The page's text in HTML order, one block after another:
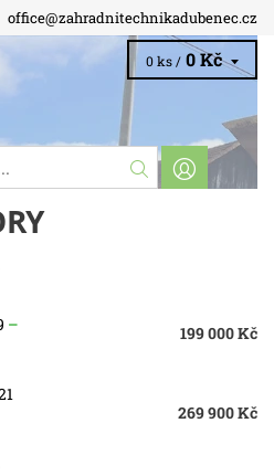
office@zahradnitechnikadubenec.cz
0 ks / 0 Kč
–
199 000 Kč
269 900 Kč